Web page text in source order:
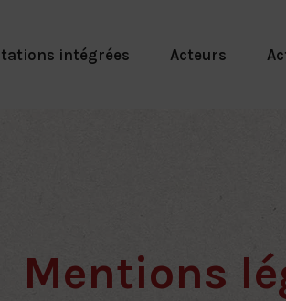
intégrées Acteurs
Mentions